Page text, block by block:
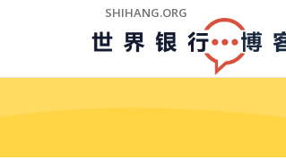
SHIHANG.ORG